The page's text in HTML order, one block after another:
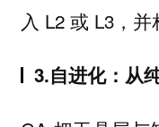
入 L2 或 L3，并
3.自进化：从